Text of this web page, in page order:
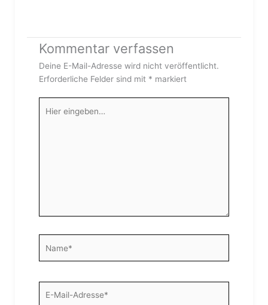
Kommentar verfassen
Deine E-Mail-Adresse wird nicht veröffentlicht.
Erforderliche Felder sind mit * markiert
eingeben…
Mail-